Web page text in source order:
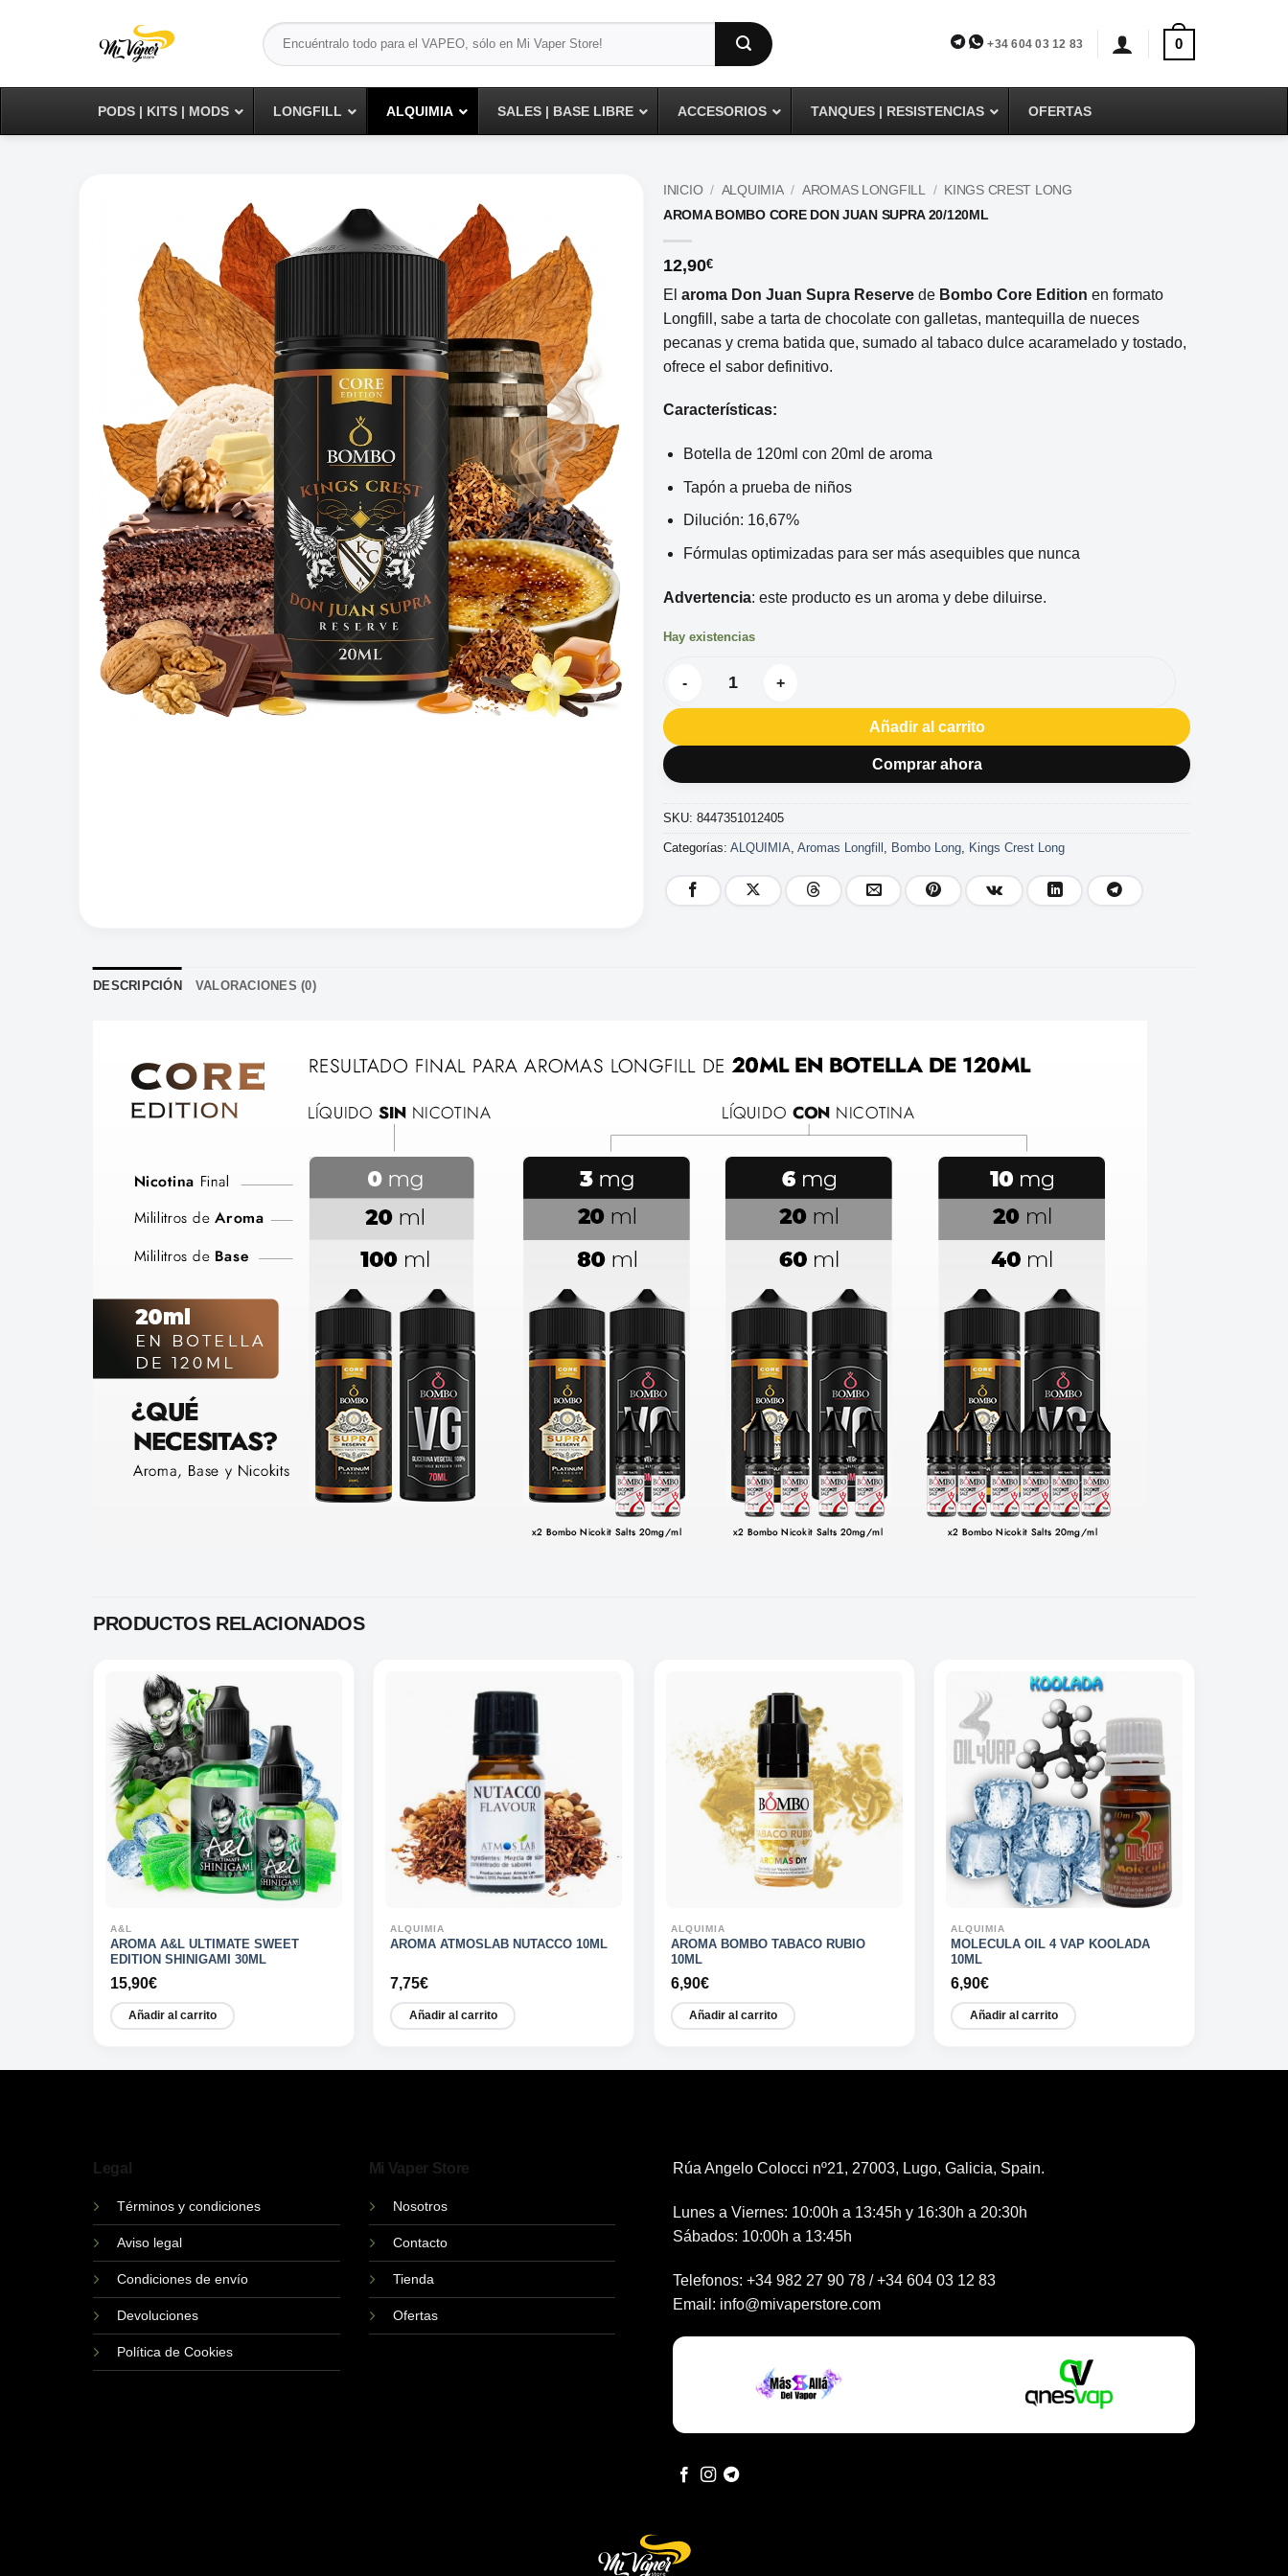
Buscar
por:
+34 604 03 12 83 0
PODS | KITS | MODS LONGFILL ALQUIMIA SALES | BASE LIBRE ACCESORIOS TANQUES | RESISTENCIAS OFERTAS
INICIO / ALQUIMIA / AROMAS LONGFILL / KINGS CREST LONG
AROMA BOMBO CORE DON JUAN SUPRA 20/120ML
12,90€
El aroma Don Juan Supra Reserve de Bombo Core Edition en formato
Longfill, sabe a tarta de chocolate con galletas, mantequilla de nueces
pecanas y crema batida que, sumado al tabaco dulce acaramelado y tostado,
ofrece el sabor definitivo.
Características:
Botella de 120ml con 20ml de aroma
Tapón a prueba de niños
Dilución: 16,67%
Fórmulas optimizadas para ser más asequibles que nunca
Advertencia: este producto es un aroma y debe diluirse.
Hay existencias
AROMA BOMBO CORE DON JUAN SUPRA 20/120ML cantidad
Añadir al carrito
Comprar ahora
SKU: 8447351012405
Categorías: ALQUIMIA Aromas Longfill Bombo Long Kings Crest Long
DESCRIPCIÓN VALORACIONES (0)
PRODUCTOS RELACIONADOS
A&L
AROMA A&L ULTIMATE SWEET
EDITION SHINIGAMI 30ML
15,90€
Añadir al carrito
ALQUIMIA
AROMA ATMOSLAB NUTACCO 10ML
7,75€
Añadir al carrito
ALQUIMIA
AROMA BOMBO TABACO RUBIO
10ML
6,90€
Añadir al carrito
ALQUIMIA
MOLECULA OIL 4 VAP KOOLADA
10ML
6,90€
Añadir al carrito
Legal
Términos y condiciones
Aviso legal
Condiciones de envío
Devoluciones
Política de Cookies
Mi Vaper Store
Nosotros
Contacto
Tienda
Ofertas
Rúa Angelo Colocci nº21, 27003, Lugo, Galicia, Spain.
Lunes a Viernes: 10:00h a 13:45h y 16:30h a 20:30h
Sábados: 10:00h a 13:45h
Telefonos: +34 982 27 90 78 /+34 604 03 12 83
Email: info@mivaperstore.com